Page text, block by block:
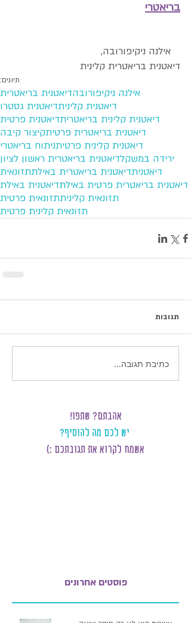
בריאטרי
אילנה ניקיפורובה,
דיאטנית בריאטרית קלינית
תיוגים:
אילנה ניקיפורובהדיאטנית בריאטרית
דיאטנית קליניתדיאטנית גסטרו
דיאטנית קלינית בריאטריתדיאטנית פרטית
דיאטנית בריאטרית פרטיתקיצור קיבה
דיאטנית קלינית פרטיתניתוח בריאטרי
ירידה במשקלדיאטנית בריאטרית ראשון לציון
דיאטניתדיאטנית בריאטרית באילתתזונאית
דיאטנית בריאטרית פרטית באילתדיאטנית באילת
תזונאית קליניתתזונאית פרטית
תזונאית קלינית פרטית
תגובות
כתיבת תגובה...
אהבתם? שתפו!
יש לכם מה להוסיף?
אשמח לקרוא את תגובתכם :)
פוסטים אחרונים